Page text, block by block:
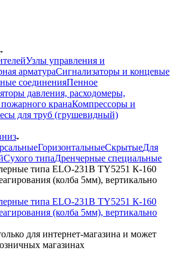
Узлы управления и
арматураСигнализаторы и концевые
соединенияПенное
давления, расходомеры,
кранаКомпрессоры и
для труб (грушевидный)
ГоризонтальныеСкрытыеДля
Сухого типаДренчерные специальные
типа ELO-231B TY5251 К-160
(колба 5мм), вертикально
для интернет-магазина и может
магазинах